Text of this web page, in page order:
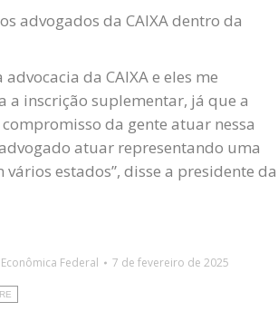
advogados da CAIXA dentro da
da CAIXA e eles me
a inscrição suplementar, já que a
da gente atuar nessa
atuar representando uma
estados”, disse a presidente da
Federal
7 de fevereiro de 2025